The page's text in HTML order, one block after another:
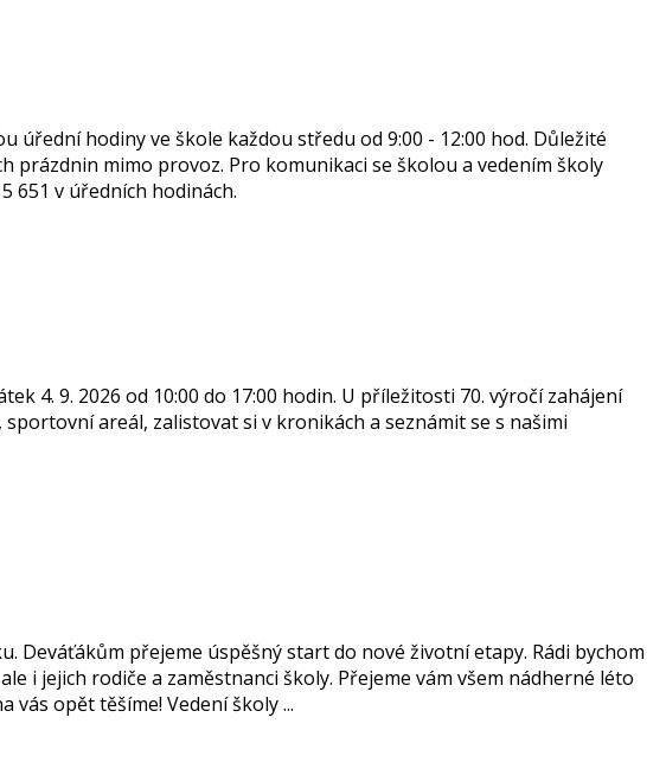
úřední hodiny ve škole každou středu od 9:00 - 12:00 hod. Důležité
prázdnin mimo provoz. Pro komunikaci se školou a vedením školy
651 v úředních hodinách.
4. 9. 2026 od 10:00 do 17:00 hodin. U příležitosti 70. výročí zahájení
areál, zalistovat si v kronikách a seznámit se s našimi
Deváťákům přejeme úspěšný start do nové životní etapy. Rádi bychom
i jejich rodiče a zaměstnanci školy. Přejeme vám všem nádherné léto
opět těšíme! Vedení školy ...